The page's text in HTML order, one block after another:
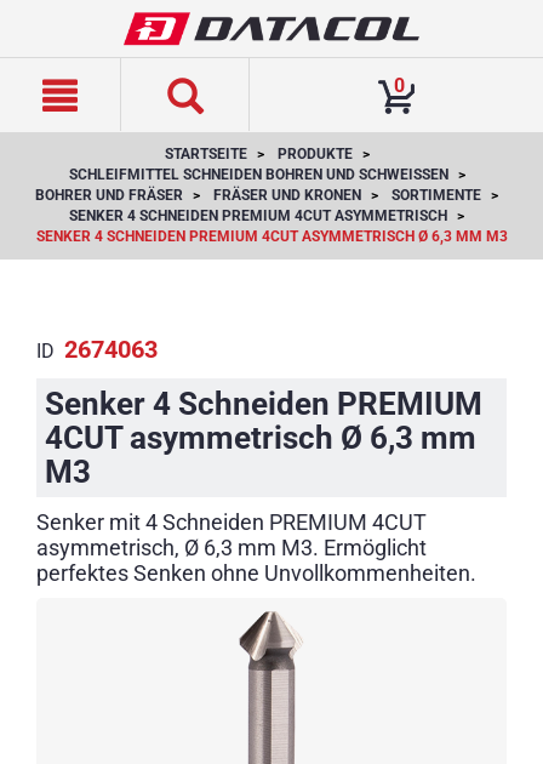
0
STARTSEITE
PRODUKTE
SCHLEIFMITTEL SCHNEIDEN BOHREN UND SCHWEISSEN
BOHRER UND FRÄSER
FRÄSER UND KRONEN
SORTIMENTE
SENKER 4 SCHNEIDEN PREMIUM 4CUT ASYMMETRISCH
SENKER 4 SCHNEIDEN PREMIUM 4CUT ASYMMETRISCH Ø 6,3 MM M3
ID 2674063
Senker 4 Schneiden PREMIUM
4CUT asymmetrisch Ø 6,3 mm
M3
Senker mit 4 Schneiden PREMIUM 4CUT
asymmetrisch, Ø 6,3 mm M3. Ermöglicht
perfektes Senken ohne Unvollkommenheiten.